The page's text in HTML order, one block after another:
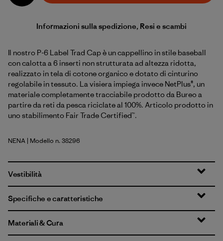
Informazioni sulla spedizione, Resi e scambi
Il nostro P-6 Label Trad Cap è un cappellino in stile baseball
con calotta a 6 inserti non strutturata ad altezza ridotta,
realizzato in tela di cotone organico e dotato di cinturino
regolabile in tessuto. La visiera impiega invece NetPlus®, un
materiale completamente tracciabile prodotto da Bureo a
partire da reti da pesca riciclate al 100%. Articolo prodotto in
uno stabilimento Fair Trade Certified™.
New Navy
NENA | Modello n. 38296
Vestibilità
Specifiche e caratteristiche
Materiali & Cura